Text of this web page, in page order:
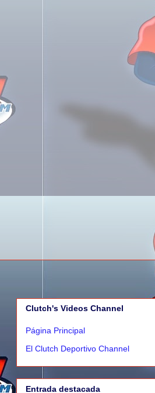
Clutch's Videos Channel
Página Principal
El Clutch Deportivo Channel
Entrada destacada